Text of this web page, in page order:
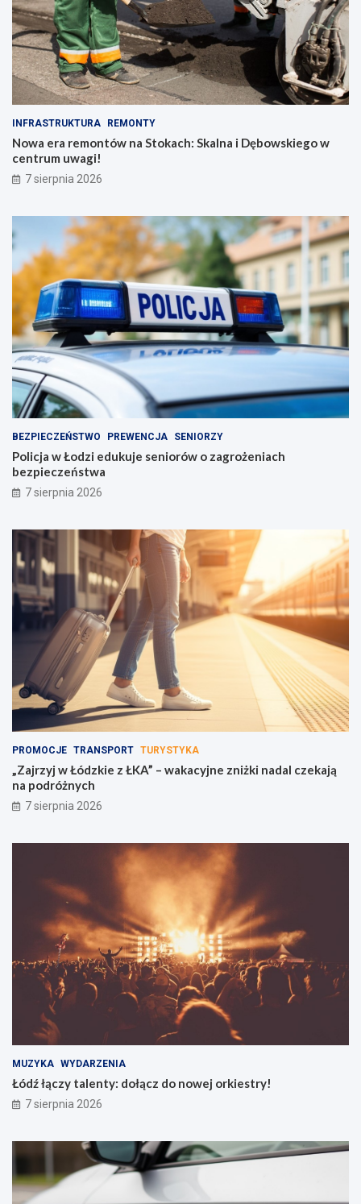
INFRASTRUKTURA REMONTY
Nowa era remontów na Stokach: Skalna i Dębowskiego w
centrum uwagi!
7 sierpnia 2026
BEZPIECZEŃSTWO PREWENCJA SENIORZY
Policja w Łodzi edukuje seniorów o zagrożeniach
bezpieczeństwa
7 sierpnia 2026
PROMOCJE TRANSPORT TURYSTYKA
„Zajrzyj w Łódzkie z ŁKA” – wakacyjne zniżki nadal czekają
na podróżnych
7 sierpnia 2026
MUZYKA WYDARZENIA
Łódź łączy talenty: dołącz do nowej orkiestry!
7 sierpnia 2026